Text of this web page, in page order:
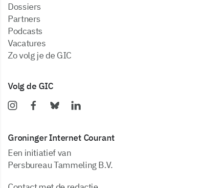
dossiers
partners
podcasts
vacatures
zo volg je de GIC
Volg de GIC
Groninger Internet Courant
Een initiatief van
Persbureau Tammeling B.V.